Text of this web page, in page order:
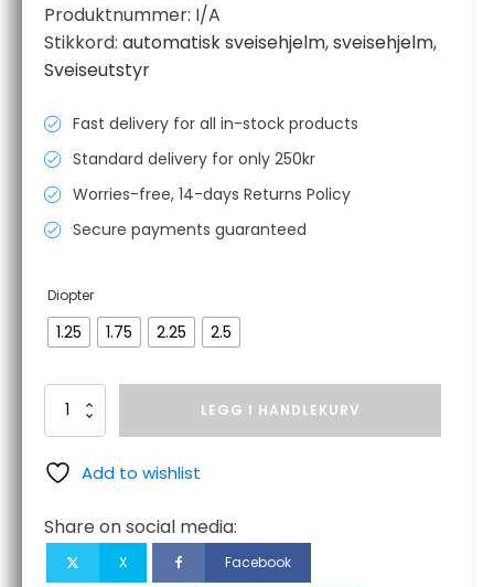
Produktnummer: I/A
Stikkord: automatisk sveisehjelm,sveisehjelm,
Sveiseutstyr
Fast delivery for all in-stock products
Standard delivery for only 250kr
Worries-free, 14-days Returns Policy
Secure payments guaranteed
Diopter
1.25 1.75 2.25 2.5
SHINE
forstørrelseslins
sveisehjelm
antall
LEGG I HANDLEKURV
Add to wishlist
Share on social media:
X Facebook